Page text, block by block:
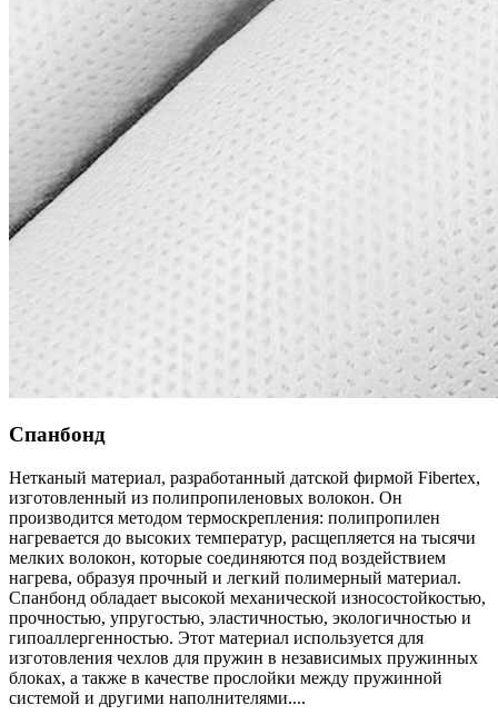
Спанбонд
Нетканый материал, разработанный датской фирмой Fibertex,
изготовленный из полипропиленовых волокон. Он
производится методом термоскрепления: полипропилен
нагревается до высоких температур, расщепляется на тысячи
мелких волокон, которые соединяются под воздействием
нагрева, образуя прочный и легкий полимерный материал.
Спанбонд обладает высокой механической износостойкостью,
прочностью, упругостью, эластичностью, экологичностью и
гипоаллергенностью. Этот материал используется для
изготовления чехлов для пружин в независимых пружинных
блоках, а также в качестве прослойки между пружинной
системой и другими наполнителями....